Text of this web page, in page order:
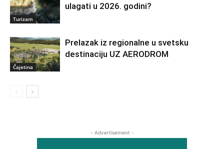
Turizam
ulagati u 2026. godini?
Čajetina
Prelazak iz regionalne u svetsku
destinaciju UZ AERODROM
- Advertisement -